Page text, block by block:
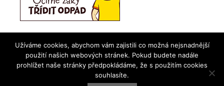
© 2026 ZŠ Želechovice nad Dřevnicí
Užíváme cookies, abychom vám zajistili co možná nejsnadnější
použití našich webových stránek. Pokud budete nadále
prohlížet naše stránky předpokládáme, že s použitím cookies
souhlasíte.